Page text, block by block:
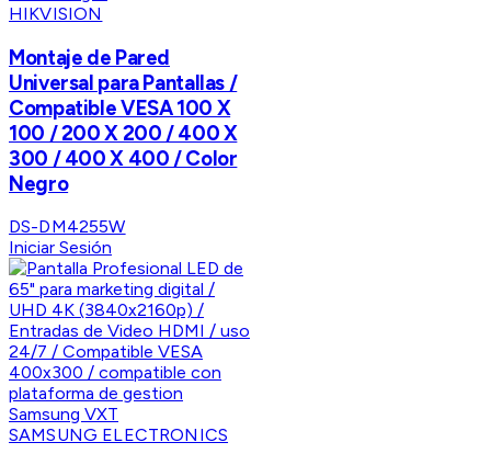
HIKVISION
Montaje de Pared
Universal para Pantallas /
Compatible VESA 100 X
100 / 200 X 200 / 400 X
300 / 400 X 400 / Color
Negro
DS-DM4255W
Iniciar Sesión
SAMSUNG ELECTRONICS